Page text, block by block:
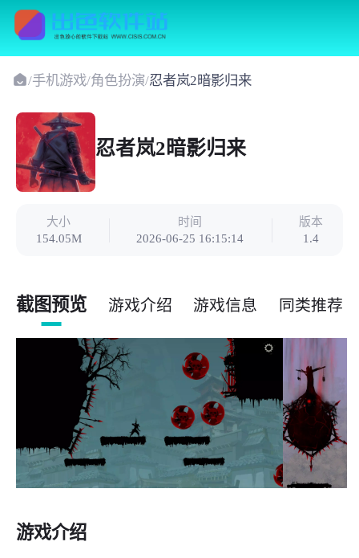
/手机游戏/角色扮演/忍者岚2暗影归来
忍者岚2暗影归来
大小
154.05M
时间
2026-06-25 16:15:14
版本
1.4
截图预览 游戏介绍 游戏信息 同类推荐
游戏介绍